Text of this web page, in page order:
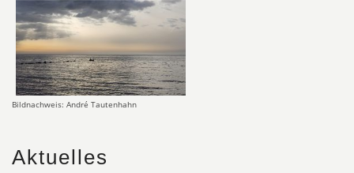
Bildnachweis: André Tautenhahn
Aktuelles